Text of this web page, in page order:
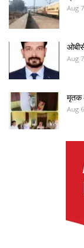
Aug
Aug
मृतक
Aug